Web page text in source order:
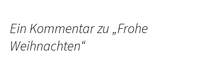
Ein Kommentar zu „Frohe
Weihnachten“